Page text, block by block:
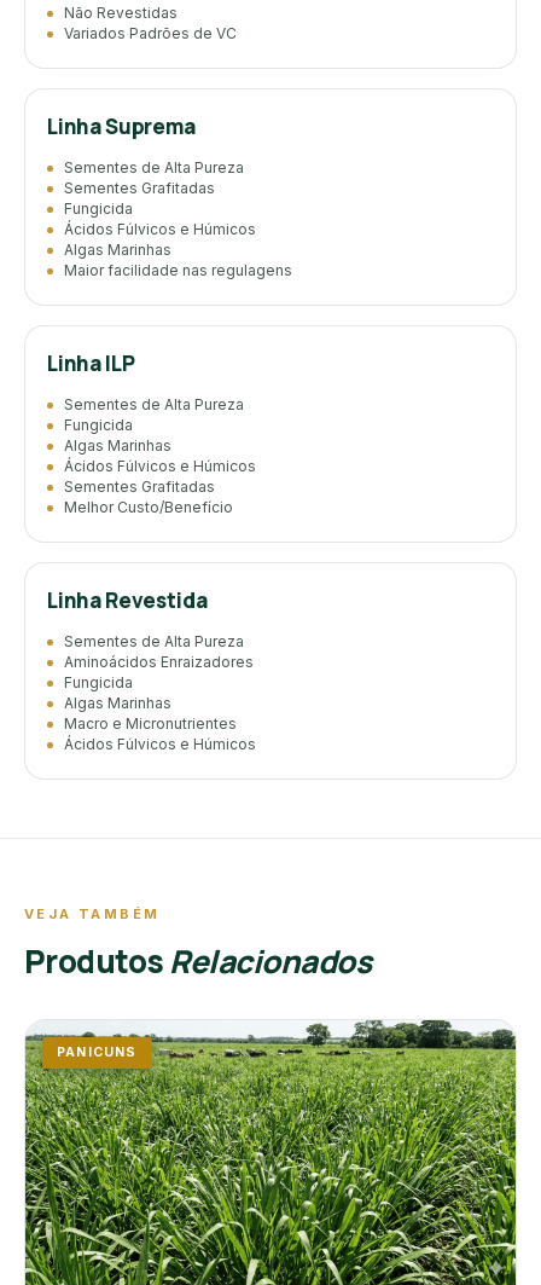
Não Revestidas
Variados Padrões de VC
Linha Suprema
Sementes de Alta Pureza
Sementes Grafitadas
Fungicida
Ácidos Fúlvicos e Húmicos
Algas Marinhas
Maior facilidade nas regulagens
Linha ILP
Sementes de Alta Pureza
Fungicida
Algas Marinhas
Ácidos Fúlvicos e Húmicos
Sementes Grafitadas
Melhor Custo/Benefício
Linha Revestida
Sementes de Alta Pureza
Aminoácidos Enraizadores
Fungicida
Algas Marinhas
Macro e Micronutrientes
Ácidos Fúlvicos e Húmicos
VEJA TAMBÉM
ProdutosRelacionados
PANICUNS